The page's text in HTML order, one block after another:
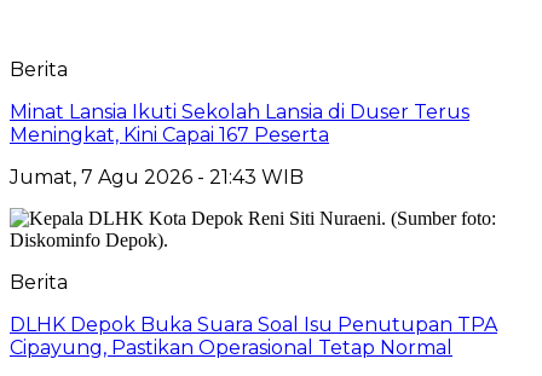
Berita
Minat Lansia Ikuti Sekolah Lansia di Duser Terus
Meningkat, Kini Capai 167 Peserta
Jumat, 7 Agu 2026 - 21:43 WIB
Berita
DLHK Depok Buka Suara Soal Isu Penutupan TPA
Cipayung, Pastikan Operasional Tetap Normal